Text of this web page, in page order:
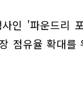
인 '파운드리
점유율 확대를